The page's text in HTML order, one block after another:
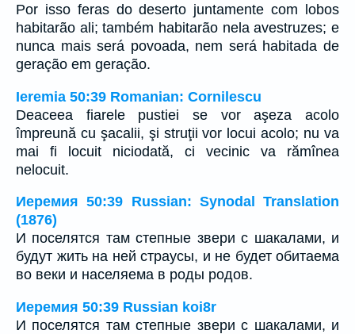
Por isso feras do deserto juntamente com lobos
habitarão ali; também habitarão nela avestruzes; e
nunca mais será povoada, nem será habitada de
geração em geração.
Ieremia 50:39 Romanian: Cornilescu
Deaceea fiarele pustiei se vor aşeza acolo
împreună cu şacalii, şi struţii vor locui acolo; nu va
mai fi locuit niciodată, ci vecinic va rămînea
nelocuit.
Иеремия 50:39 Russian: Synodal Translation
(1876)
И поселятся там степные звери с шакалами, и
будут жить на ней страусы, и не будет обитаема
во веки и населяема в роды родов.
Иеремия 50:39 Russian koi8r
И поселятся там степные звери с шакалами, и